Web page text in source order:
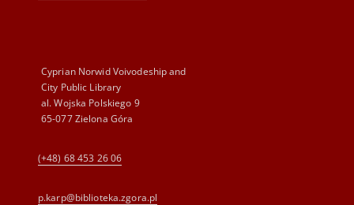
Cyprian Norwid Voivodeship and
City Public Library
al. Wojska Polskiego 9
65-077 Zielona Góra
(+48) 68 453 26 06
p.karp@biblioteka.zgora.pl